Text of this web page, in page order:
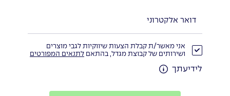
אני מאשר/ת קבלת הצעות שיווקיות לגבי מוצרים
ושירותים של קבוצת מגדל, בהתאם לתנאים המפורטים
לידיעתך